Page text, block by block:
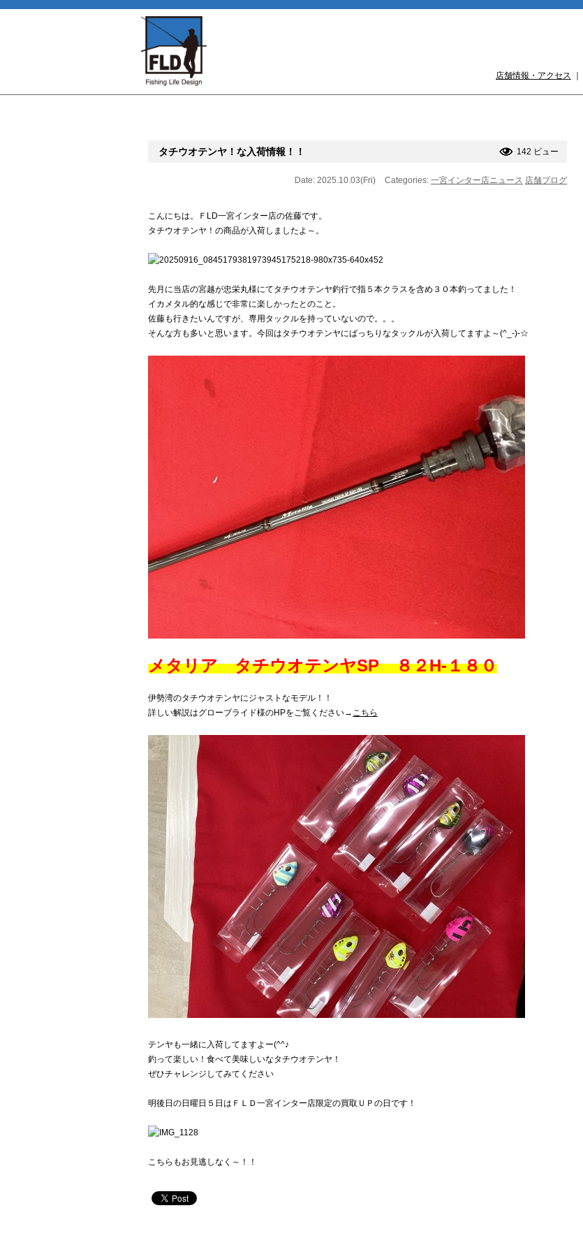
店舗情報・アクセス
タチウオテンヤ！な入荷情報！！ 142 ビュー
Date: 2025.10.03(Fri) Categories: 一宮インター店ニュース 店舗ブログ
こんにちは。ＦLD一宮インター店の佐藤です。
タチウオテンヤ！の商品が入荷しましたよ～。
先月に当店の宮越が忠栄丸様にてタチウオテンヤ釣行で指５本クラスを含め３０本釣ってました！
イカメタル的な感じで非常に楽しかったとのこと。
佐藤も行きたいんですが、専用タックルを持っていないので。。。
そんな方も多いと思います。今回はタチウオテンヤにばっちりなタックルが入荷してますよ～(^_-)-☆
メタリア タチウオテンヤSP ８２H-１８０
伊勢湾のタチウオテンヤにジャストなモデル！！
詳しい解説はグローブライド様のHPをご覧ください→ こちら
テンヤも一緒に入荷してますよー(^^♪
釣って楽しい！食べて美味しいなタチウオテンヤ！
ぜひチャレンジしてみてください
明後日の日曜日５日はＦＬＤ一宮インター店限定の買取ＵＰの日です！
こちらもお見逃しなく～！！